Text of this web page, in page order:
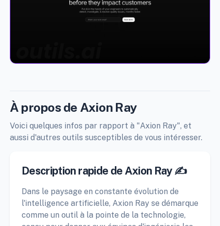
À propos de Axion Ray
Voici quelques infos par rapport à "Axion Ray", et
aussi d'autres outils susceptibles de vous intéresser.
Description rapide de Axion Ray ✍️
Dans le paysage en constante évolution de
l'intelligence artificielle, Axion Ray se démarque
comme un outil à la pointe de la technologie,